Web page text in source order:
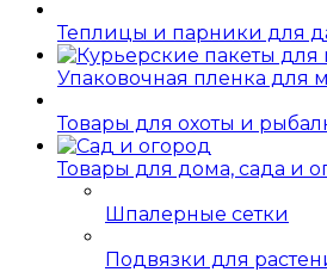
Теплицы и парники для
Упаковочная пленка для
Товары для охоты и
Товары для дома, сада и
Шпалерные сетки
Подвязки для